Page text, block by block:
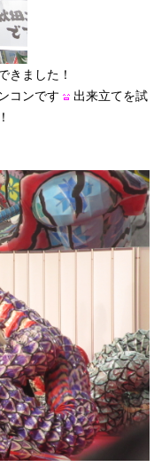
きました！
コンです
出来立てを試